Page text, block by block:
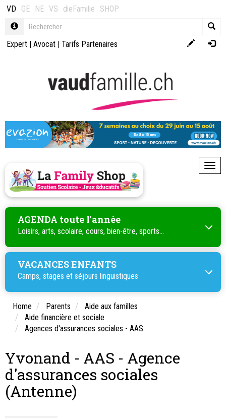
VD GE NE VS dieFamilie SHOP
Expert | Avocat | Tarifs Partenaires
AGENDA toute l'année
Loisirs, arts, scolaire, cours, bien-être, sports...
VACANCES ENFANTS
Camps, stages et séjours linguistiques
Home Parents
Aide aux familles
Aide financière et sociale
Agences d'assurances sociales - AAS
Yvonand - AAS - Agence
d'assurances sociales
(Antenne)